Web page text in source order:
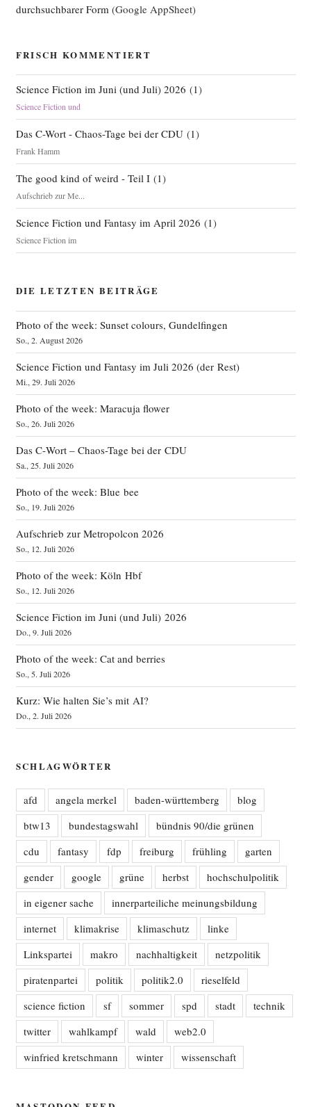
durchsuchbarer Form (Google AppSheet)
FRISCH KOMMENTIERT
Science Fiction im Juni (und Juli) 2026 (1)
Science Fiction und
Das C-Wort - Chaos-Tage bei der CDU(1)
Frank Hamm
The good kind of weird - Teil I(1)
Aufschrieb zur Me...
Science Fiction und Fantasy im April 2026 (1)
Science Fiction im
DIE LETZTEN BEITRÄGE
Photo of the week: Sunset colours, Gundelfingen
So., 2. August 2026
Science Fiction und Fantasy im Juli 2026 (der Rest)
Mi., 29. Juli 2026
Photo of the week: Maracuja flower
So., 26. Juli 2026
Das C‑Wort – Chaos-Tage bei der CDU
Sa., 25. Juli 2026
Photo of the week: Blue bee
So., 19. Juli 2026
Aufschrieb zur Metropolcon 2026
So., 12. Juli 2026
Photo of the week: Köln Hbf
So., 12. Juli 2026
Science Fiction im Juni (und Juli) 2026
Do., 9. Juli 2026
Photo of the week: Cat and berries
So., 5. Juli 2026
Kurz: Wie halten Sie’s mit AI?
Do., 2. Juli 2026
SCHLAGWÖRTER
afd angela merkel baden-württemberg
blog
btw13
bundestagswahl
bündnis 90/die grünen
cdu
fantasy fdp freiburg frühling
garten
gender
google grüne herbst
hochschulpolitik
in eigener sache
innerparteiliche meinungsbildung
internet
klimakrise klimaschutz
linke
Linkspartei
makro nachhaltigkeit
netzpolitik
piratenpartei
politik politik2.0
rieselfeld
science fiction
sf sommer spd stadt
technik
twitter
wahlkampf wald
web2.0
winfried kretschmann
winter wissenschaft